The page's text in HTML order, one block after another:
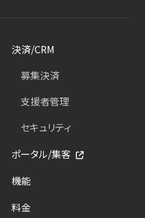
決済/CRM
募集決済
支援者管理
セキュリティ
ポータル/集客
機能
料金